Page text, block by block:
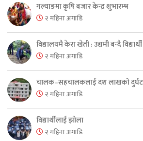
गल्याङमा कृषि बजार केन्द्र शुभारम्भ
२ महिना अगाडि
विद्यालयमै केरा खेती : उद्यमी बन्दै विद्यार्थी
२ महिना अगाडि
चालक–सहचालकलाई दश लाखको
२ महिना अगाडि
विद्यार्थीलाई झोला
२ महिना अगाडि